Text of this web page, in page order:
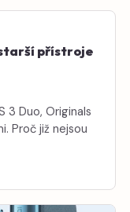
starší přístroje
3 Duo, Originals
Proč již nejsou